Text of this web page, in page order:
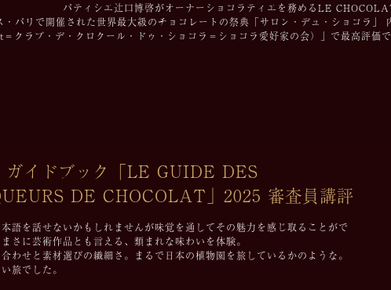
パティシエ辻󠄀口博啓がオーナーショコラティエを務めるLE
・パリで開催された世界最大級のチョコレートの祭典「サロン・デュ・ショコラ
クラブ・デ・クロクール・ドゥ・ショコラ＝ショコラ愛好家の会）」で最高評価
ガイドブック「LE GUIDE DES
DE CHOCOLAT」2025 審査員講評
語を話せないかもしれませんが味覚を通してその魅力を感じ取ることがで
さに芸術作品とも言える、類まれな味わいを体験。
わせと素材選びの繊細さ。まるで日本の植物園を旅しているかのような。
旅でした。